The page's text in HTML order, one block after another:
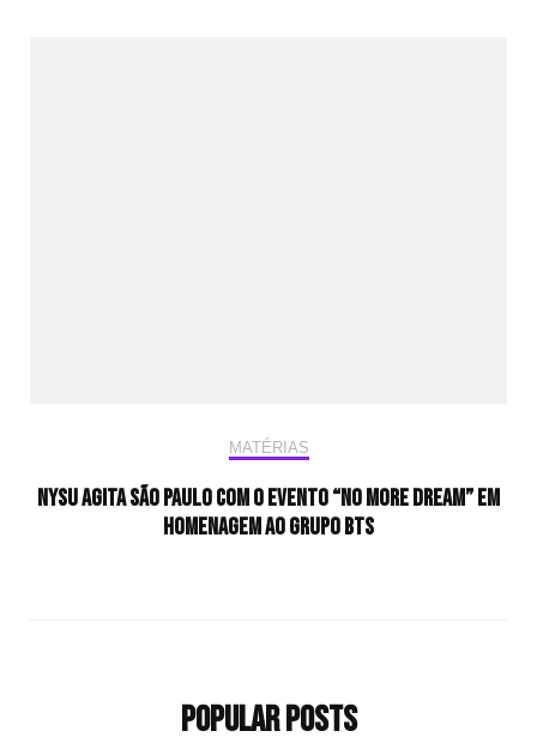
MATÉRIAS
NYSU agita São Paulo com o evento “No More Dream” em
homenagem ao grupo BTS
Popular Posts